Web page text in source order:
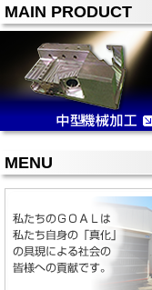
MAIN PRODUCT
MENU